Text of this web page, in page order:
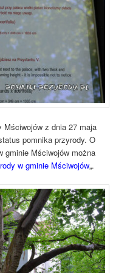
Mściwojów z dnia 27 maja
pomnika przyrody. O
gminie Mściwojów można
w gminie Mściwojów„.